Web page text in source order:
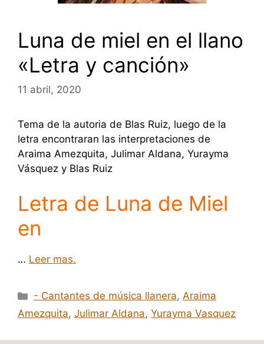
Luna de miel en el llano
«Letra y canción»
11 abril, 2020
Tema de la autoria de Blas Ruiz, luego de la
letra encontraran las interpretaciones de
Araima Amezquita, Julimar Aldana, Yurayma
Vásquez y Blas Ruiz
Letra de Luna de Miel
en
… Leer mas.
Categorías
- Cantantes de música llanera,Araima
Amezquita, Julimar Aldana, Yurayma Vasquez